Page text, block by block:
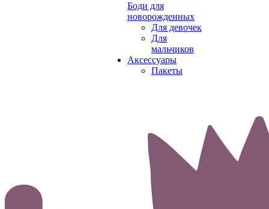
Боди для
новорожденных
Для девочек
Для
мальчиков
Аксессуары
Пакеты